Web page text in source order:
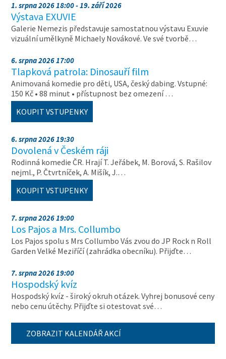
1. srpna 2026 18:00 - 19. září 2026
Výstava EXUVIE
Galerie Nemezis představuje samostatnou výstavu Exuvie
vizuální umělkyně Michaely Novákové. Ve své tvorbě…
6. srpna 2026 17:00
Tlapková patrola: Dinosauří film
Animovaná komedie pro děti, USA, český dabing. Vstupné:
150 Kč • 88 minut • přístupnost bez omezení …
KOUPIT VSTUPENKY
6. srpna 2026 19:30
Dovolená v Českém ráji
Rodinná komedie ČR. Hrají T. Jeřábek, M. Borová, S. Rašilov
nejml., P. Čtvrtníček, A. Mišík, J.…
KOUPIT VSTUPENKY
7. srpna 2026 19:00
Los Pajos a Mrs. Collumbo
Los Pajos spolu s Mrs Collumbo Vás zvou do JP Rock n Roll
Garden Velké Meziříčí (zahrádka obecníku). Přijďte…
7. srpna 2026 19:00
Hospodský kvíz
Hospodský kvíz - široký okruh otázek. Vyhrej bonusové ceny
nebo cenu útěchy. Přijďte si otestovat své…
ZOBRAZIT KALENDÁŘ AKCÍ